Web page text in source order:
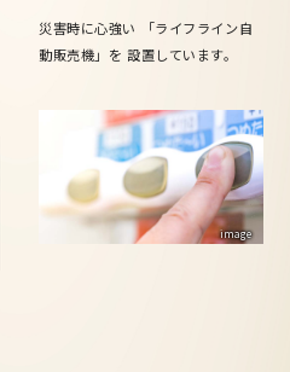
災害時に心強い
「ライフライン自
動販売機」を 設置しています。
image